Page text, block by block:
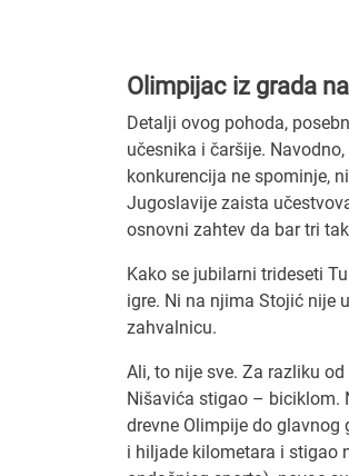
Olimpijac iz grada
Detalji ovog pohoda,
učesnika i čaršije.
konkurencija ne spominje,
Jugoslavije zaista
osnovni zahtev da bar tri
Kako se jubilarni trideseti
igre. Ni na njima Stojić nije
zahvalnicu.
Ali, to nije sve. Za razliku
Nišavića stigao – biciklom.
drevne Olimpije do glavnog
i hiljade kilometara i stigao